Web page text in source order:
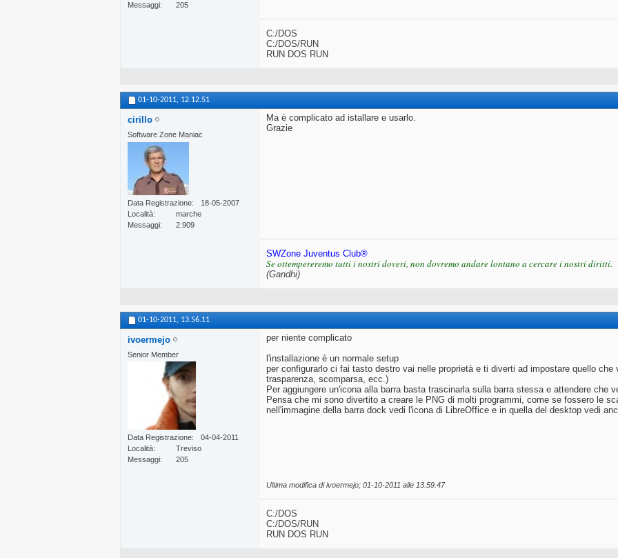
Messaggi
205
C:/DOS
C:/DOS/RUN
RUN DOS RUN
01-10-2011, 12.12.51
cirillo
Software Zone Maniac
Data Registrazione
18-05-2007
Località
marche
Messaggi
2.909
Ma è complicato ad istallare e usarlo.
Grazie
SWZone Juventus Club®
Se ottempereremo tutti i nostri doveri, non dovremo andare lontano a cercare i nostri diritti.
(Gandhi)
01-10-2011, 13.56.11
ivoermejo
Senior Member
Data Registrazione
04-04-2011
Località
Treviso
Messaggi
205
per niente complicato
l'installazione è un normale setup
per configurarlo ci fai tasto destro vai nelle proprietà e ti diverti ad impostare quello che
trasparenza, scomparsa, ecc.)
Per aggiungere un'icona alla barra basta trascinarla sulla barra stessa e attendere che
Pensa che mi sono divertito a creare le PNG di molti programmi, come se fossero le
nell'immagine della barra dock vedi l'icona di LibreOffice e in quella del desktop vedi
Ultima modifica di ivoermejo; 01-10-2011 alle 13.59.47
C:/DOS
C:/DOS/RUN
RUN DOS RUN